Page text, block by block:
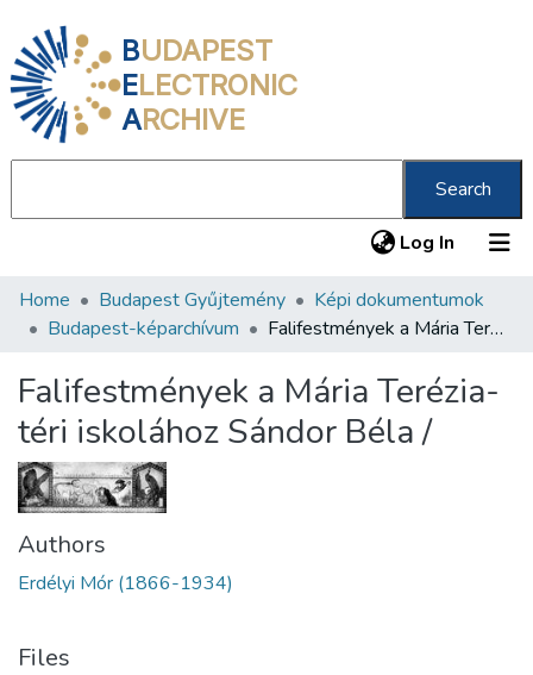
BUDAPEST
ELECTRONIC
ARCHIVE
Search
Log In (current)
Communities & Collections
Statistics
About us
Home Budapest Gyűjtemény
Képi dokumentumok
Budapest-képarchívum
Falifestmények a Mária Terézia-téri iskolához Sándor Béla /
Falifestmények a Mária Terézia-
téri iskolához Sándor Béla /
Authors
Erdélyi Mór (1866-1934)
Files